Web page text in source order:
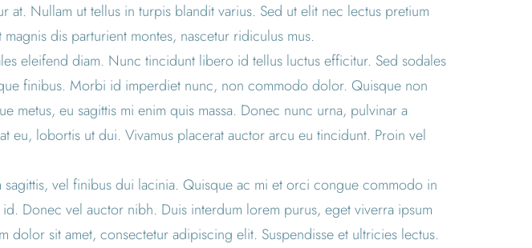
Nullam ut tellus in turpis blandit varius. Sed ut elit nec lectus pretium
dis parturient montes, nascetur ridiculus mus.
eleifend diam. Nunc tincidunt libero id tellus luctus efficitur. Sed sodales
finibus. Morbi id imperdiet nunc, non commodo dolor. Quisque non
metus, eu sagittis mi enim quis massa. Donec nunc urna, pulvinar a
eu, lobortis ut dui. Vivamus placerat auctor arcu eu tincidunt. Proin vel
vel finibus dui lacinia. Quisque ac mi et orci congue commodo in
Donec vel auctor nibh. Duis interdum lorem purus, eget viverra ipsum
sit amet, consectetur adipiscing elit. Suspendisse et ultricies lectus.